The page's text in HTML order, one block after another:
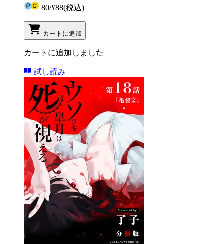
80/¥88(税込)
カートに追加
カートに追加しました
試し読み